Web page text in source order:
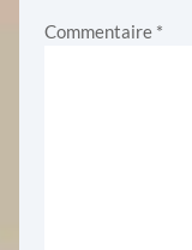
Commentaire *